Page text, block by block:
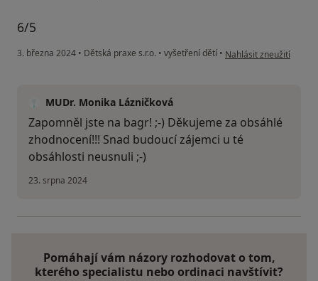
6/5
3. března 2024 • Dětská praxe s.r.o. • vyšetření dětí • podle názoru uživatele
Nahlásit zneužití
MUDr. Monika Lázničková
Zapomněl jste na bagr! ;-) Děkujeme za obsáhlé
zhodnocení!!! Snad budoucí zájemci u té
obsáhlosti neusnuli ;-)
23. srpna 2024
Pomáhají vám názory rozhodovat o tom,
kterého specialistu nebo ordinaci navštívit?